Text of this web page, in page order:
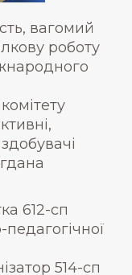
вагомий
роботу
612-сп
514-сп